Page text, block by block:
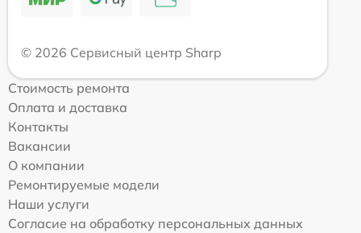
© 2026 Сервисный центр Sharp
Стоимость ремонта
Оплата и доставка
Контакты
Вакансии
О компании
Ремонтируемые модели
Наши услуги
Согласие на обработку персональных данных